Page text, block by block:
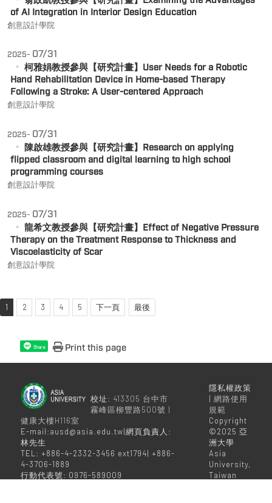
of AI Integration in Interior Design Education
創意設計學院
2025- 07/31
柯雅娟教授參與【研究計畫】User Needs for a Robotic
Hand Rehabilitation Device in Home-based Therapy
Following a Stroke: A User-centered Approach
創意設計學院
2025- 07/31
陳啟雄教授參與【研究計畫】Research on applying
flipped classroom and digital learning to high school
programming courses
創意設計學院
2025- 07/31
龍希文教授參與【研究計畫】Effect of Negative Pressure
Therapy on the Treatment Response to Thickness and
Viscoelasticity of Scar
創意設計學院
1 2 3 4 5 下一頁 最後
Share Print this page
校址: 413305 台中市
霧峰區柳豐路500號 |
健康大樓H116室
E-mail:ausd@asia.edu.tw|網頁負責人:
林先生
TEL: +886-4-2332-3456 ext1794| +886-
4-3706-1889
行動代表號: 0976-589009
隱私權政策
| 網路使用
規範
Copyright
©2025 亞
洲大學
Asia
University,
Taiwan